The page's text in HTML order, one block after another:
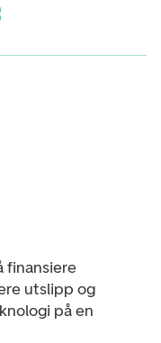
finansiere
utslipp og
på en